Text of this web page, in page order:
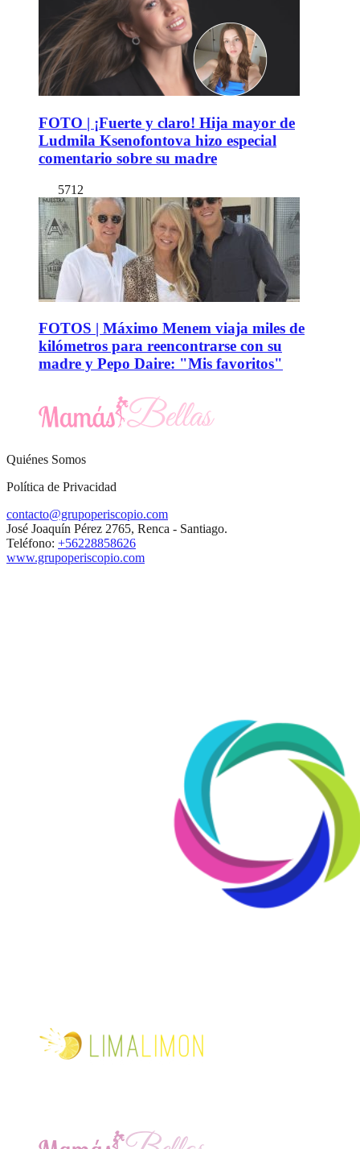
FOTO | ¡Fuerte y claro! Hija mayor de
Ludmila Ksenofontova hizo especial
comentario sobre su madre
5712
FOTOS | Máximo Menem viaja miles de
kilómetros para reencontrarse con su
madre y Pepo Daire: "Mis favoritos"
Quiénes Somos
Política de Privacidad
contacto@grupoperiscopio.com
José Joaquín Pérez 2765, Renca - Santiago.
Teléfono: +56228858626
www.grupoperiscopio.com